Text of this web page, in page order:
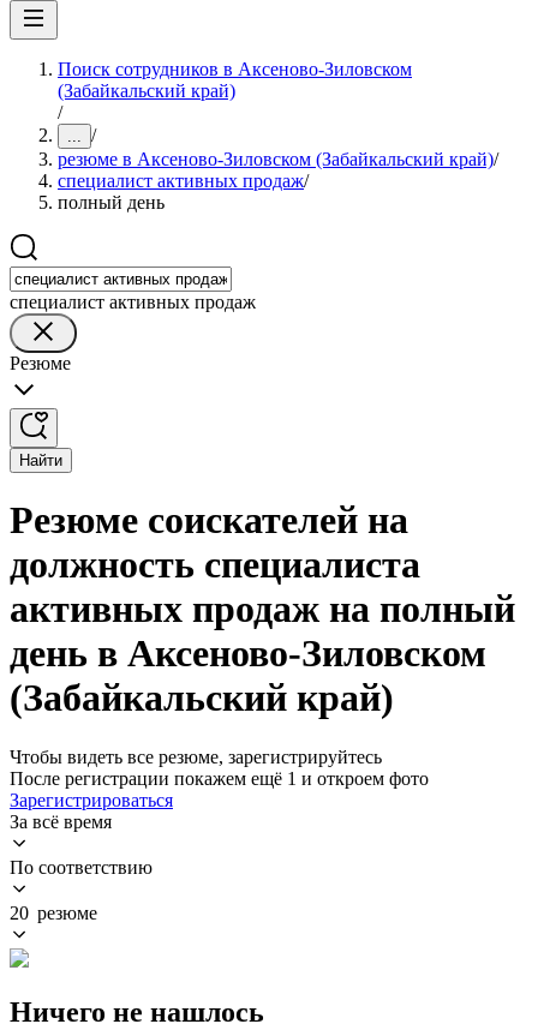
Поиск сотрудников в Аксеново-Зиловском
(Забайкальский край)
/
... /
резюме в Аксеново-Зиловском (Забайкальский край)/
специалист активных продаж/
полный день
специалист активных продаж
Резюме
Найти
Резюме соискателей на
должность специалиста
активных продаж на полный
день в Аксеново-Зиловском
(Забайкальский край)
Чтобы видеть все резюме, зарегистрируйтесь
После регистрации покажем ещё 1 и откроем фото
Зарегистрироваться
За всё время
По соответствию
20 резюме
Ничего не нашлось